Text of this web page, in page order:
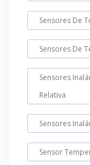
Sensores De
Sensores De
Sensores
Relativa
Sensores
Sensor